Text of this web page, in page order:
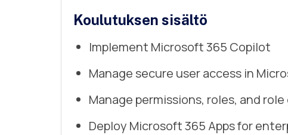
Koulutuksen sisältö
Implement Microsoft 365 Copilot
Manage secure user access in
Manage permissions, roles, and
Deploy Microsoft 365 Apps for